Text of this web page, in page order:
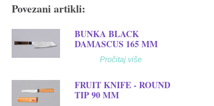
Povezani artikli:
BUNKA BLACK
DAMASCUS 165 MM
Pročitaj više
FRUIT KNIFE - ROUND
TIP 90 MM